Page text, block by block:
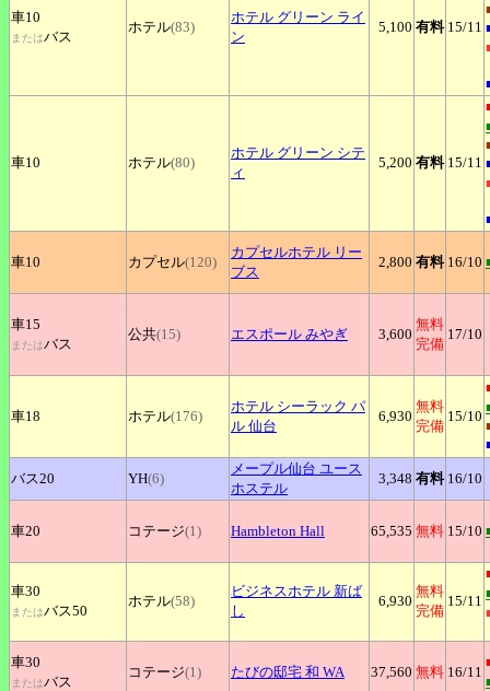
車10
またはバス
ホテル(83)
ホテル グリーン ライ
ン
5,100 有料 15/11
車10 ホテル(80)
ホテル グリーン シテ
ィ
5,200 有料 15/11
車10 カプセル(120)
カプセルホテル リー
ブス
2,800 有料 16/10
車15
またはバス
公共(15) エスポール みやぎ 3,600
無料
完備
17/10
車18 ホテル(176)
ホテル シーラック パ
ル 仙台
6,930
無料
完備
15/10
バス20 YH(6)
メープル仙台 ユース
ホステル
3,348 有料 16/10
車20 コテージ(1) Hambleton Hall 65,535 無料 15/10
車30
またはバス50
ホテル(58)
ビジネスホテル 新ば
し
6,930
無料
完備
15/11
車30
またはバス
コテージ(1) たびの邸宅 和 WA 37,560 無料 16/11